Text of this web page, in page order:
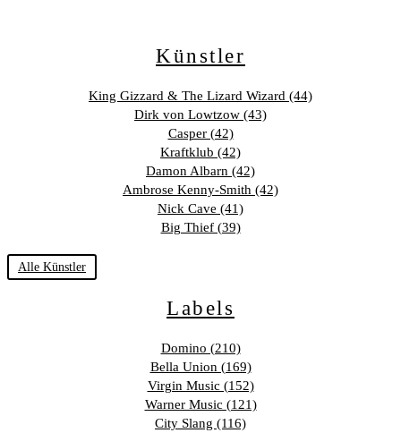
Künstler
King Gizzard & The Lizard Wizard (44)
Dirk von Lowtzow (43)
Casper (42)
Kraftklub (42)
Damon Albarn (42)
Ambrose Kenny-Smith (42)
Nick Cave (41)
Big Thief (39)
Alle Künstler
Labels
Domino (210)
Bella Union (169)
Virgin Music (152)
Warner Music (121)
City Slang (116)